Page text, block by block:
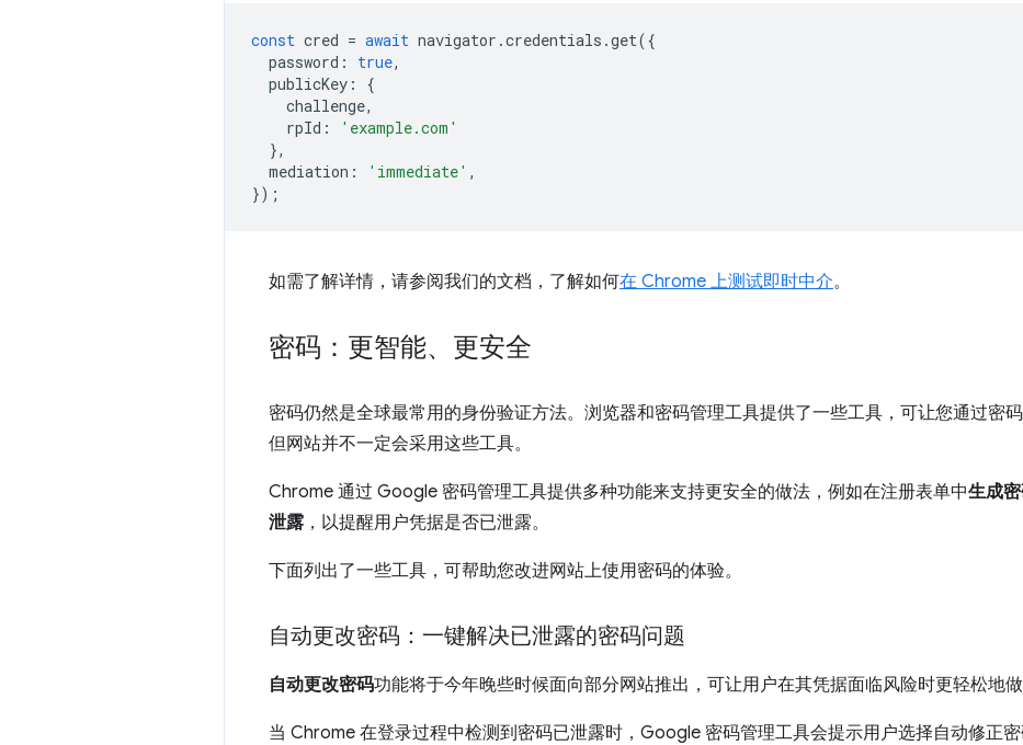
const cred = await navigator .credentials .get({
password : true,
publicKey :
{
challenge,
rpId :
'example.com'
},
mediation : 'immediate' ,
});
如需了解详情，请参阅我们的文档，了解如何在 Chrome 上测试即时中介。
密码：更智能、更安全
密码仍然是全球最常用的身份验证方法。浏览器和密码管理工具提供了一些工具，可让您通过密
但网站并不一定会采用这些工具。
Chrome 通过 Google 密码管理工具提供多种功能来支持更安全的做法，例如在注册表单中生成
泄露 ，以提醒用户凭据是否已泄露。
下面列出了一些工具，可帮助您改进网站上使用密码的体验。
自动更改密码：一键解决已泄露的密码问题
自动更改密码功能将于今年晚些时候面向部分网站推出，可让用户在其凭据面临风险时更轻松地做
当 Chrome 在登录过程中检测到密码已泄露时，Google 密码管理工具会提示用户选择自动修正密